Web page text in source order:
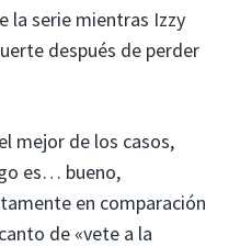
la serie mientras Izzy
después de perder
mejor de los casos,
es… bueno,
en comparación
de «vete a la